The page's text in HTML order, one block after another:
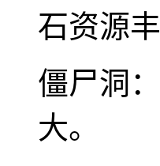
石资源丰
僵尸洞
大。